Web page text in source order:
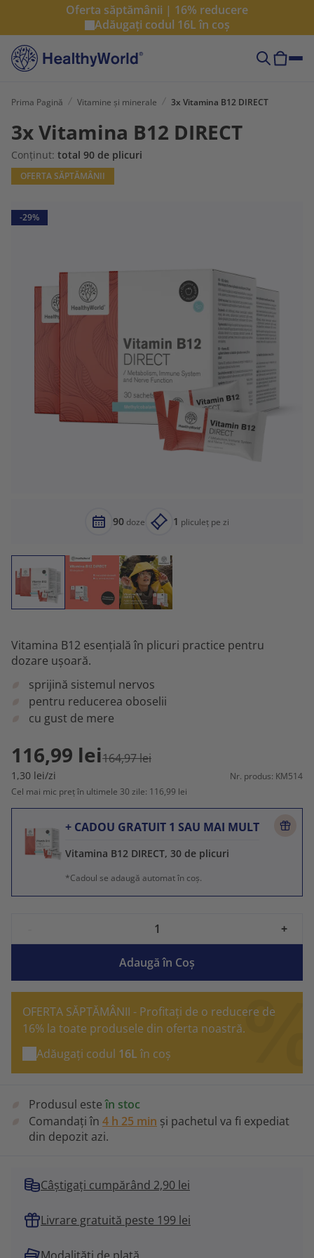
Oferta săptămânii | 16% reducere
Adăugați codul 16Lîn coș
Prima Pagină Vitamine și minerale 3x Vitamina B12 DIRECT
3x Vitamina B12 DIRECT
Conținut: total 90 de plicuri
OFERTA SĂPTĂMÂNII
-29%
90 doze 1 pliculeț pe zi
Vitamina B12 esențială în plicuri practice pentru
dozare ușoară.
sprijină sistemul nervos
pentru reducerea oboselii
cu gust de mere
116,99 lei164,97 lei
1,30 lei/zi
Nr. produs: KM514
Cel mai mic preț în ultimele 30 zile: 116,99 lei
+ CADOU GRATUIT 1 SAU MAI MULT
Vitamina B12 DIRECT, 30 de plicuri
*Cadoul se adaugă automat în coș.
+
Adaugă în Coş
OFERTA SĂPTĂMÂNII - Profitați de o reducere de
16% la toate produsele din oferta noastră.
Adăugați codul 16Lîn coș
Produsul esteîn stoc
Comandați în 4 h 25 min și pachetul va fi expediat
din depozit azi.
Câștigați cumpărând 2,90 lei
Livrare gratuită peste 199 lei